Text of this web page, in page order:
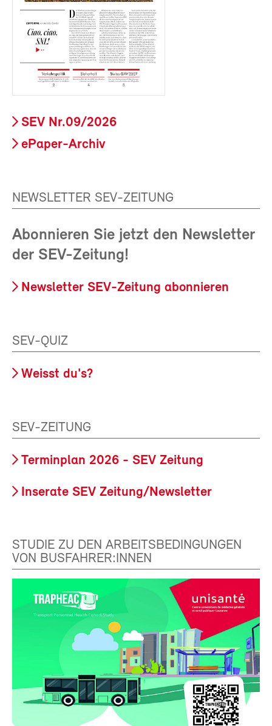
SEV Nr.09/2026
ePaper-Archiv
NEWSLETTER SEV-ZEITUNG
Abonnieren Sie jetzt den Newsletter
der SEV-Zeitung!
Newsletter SEV-Zeitung abonnieren
SEV-QUIZ
Weisst du's?
SEV-ZEITUNG
Terminplan 2026 - SEV Zeitung
Inserate SEV Zeitung/Newsletter
STUDIE ZU DEN ARBEITSBEDINGUNGEN
VON BUSFAHRER:INNEN